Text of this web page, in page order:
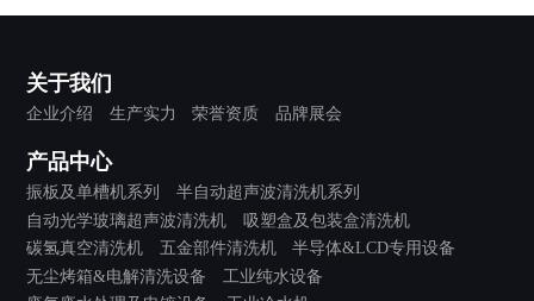
关于我们
企业介绍 生产实力 荣誉资质 品牌展会
产品中心
振板及单槽机系列
半自动超声波清洗机系列
自动光学玻璃超声波清洗机
吸塑盒及包装盒清洗机
碳氢真空清洗机
五金部件清洗机
半导体&LCD专用设备
无尘烤箱&电解清洗设备
工业纯水设备